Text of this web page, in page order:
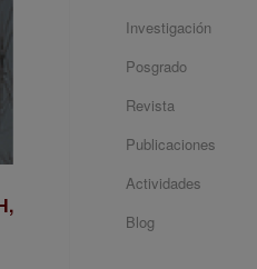
Investigación
Posgrado
Revista
Publicaciones
Actividades
Blog